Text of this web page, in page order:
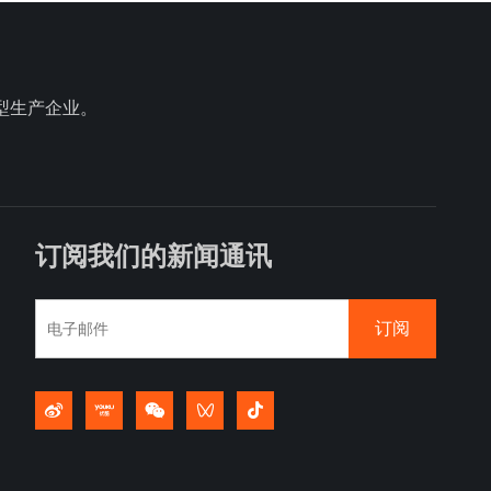
产企业。
订阅我们的新闻通讯
订阅